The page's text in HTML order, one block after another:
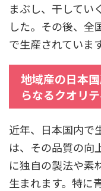
まぶし、干してい
した。その後、全
で生産されています
地域産の日本
らなるクオリテ
近年、日本国内で
は、その品質の向
に独自の製法や素
生まれます。特に